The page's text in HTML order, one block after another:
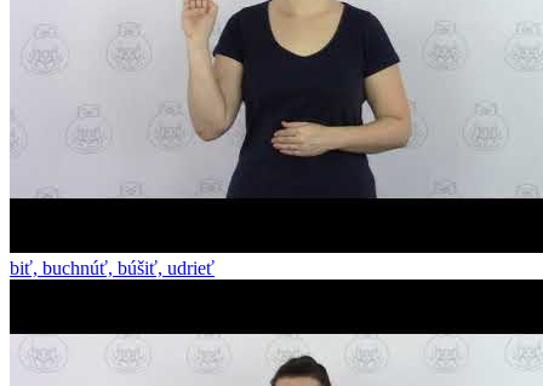
biť, buchnúť, búšiť, udrieť